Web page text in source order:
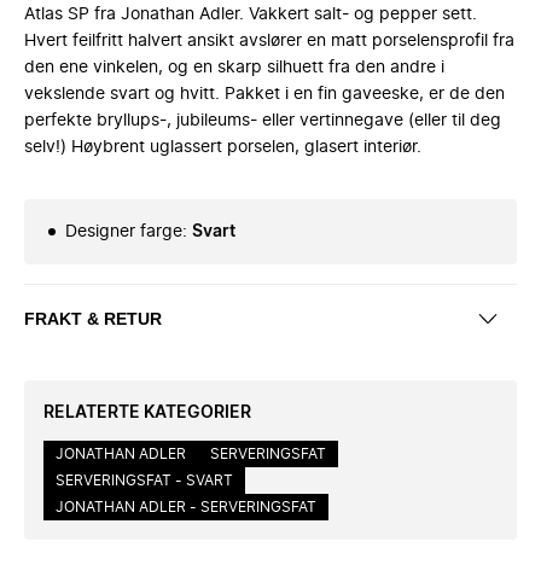
Atlas SP fra Jonathan Adler. Vakkert salt- og pepper sett.
Hvert feilfritt halvert ansikt avslører en matt porselensprofil fra
den ene vinkelen, og en skarp silhuett fra den andre i
vekslende svart og hvitt. Pakket i en fin gaveeske, er de den
perfekte bryllups-, jubileums- eller vertinnegave (eller til deg
selv!) Høybrent uglassert porselen, glasert interiør.
Designer farge: Svart
FRAKT & RETUR
RELATERTE KATEGORIER
JONATHAN ADLER
SERVERINGSFAT
SERVERINGSFAT - SVART
JONATHAN ADLER - SERVERINGSFAT